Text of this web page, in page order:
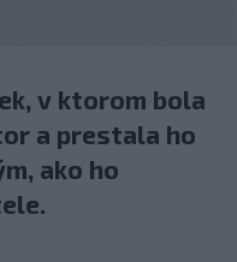
v ktorom bola
a prestala ho
ako ho